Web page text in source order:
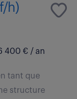
h)
400 € / an
tant que
structure